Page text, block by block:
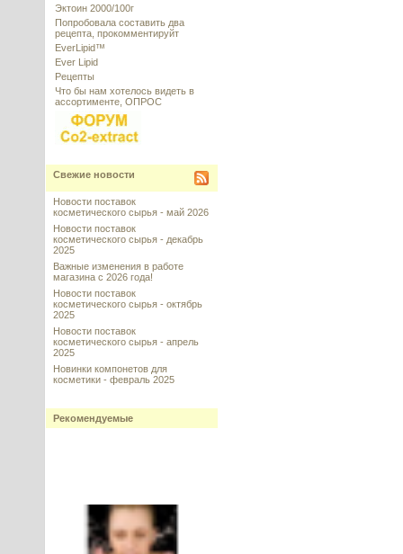
Эктоин 2000/100г
Попробовала составить два
рецепта, прокомментируйт
EverLipid™
Ever Lipid
Рецепты
Что бы нам хотелось видеть в
ассортименте, ОПРОС
Свежие новости
Новости поставок
косметического сырья - май 2026
Новости поставок
косметического сырья - декабрь
2025
Важные изменения в работе
магазина с 2026 года!
Новости поставок
косметического сырья - октябрь
2025
Новости поставок
косметического сырья - апрель
2025
Новинки компонетов для
косметики - февраль 2025
Рекомендуемые